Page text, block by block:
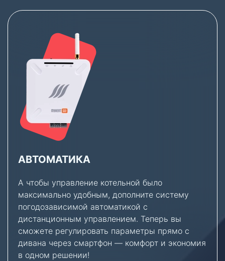
АВТОМАТИКА
А чтобы управление котельной было
максимально удобным, дополните систему
погодозависимой автоматикой с
дистанционным управлением. Теперь вы
сможете регулировать параметры прямо с
дивана через смартфон — комфорт и экономия
в одном решении!